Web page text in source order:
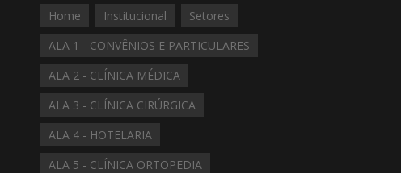
Home Institucional
Setores
ALA 1 - CONVÊNIOS E PARTICULARES
ALA 2 - CLÍNICA MÉDICA
ALA 3 - CLÍNICA CIRÚRGICA
ALA 4 - HOTELARIA
ALA 5 - CLÍNICA ORTOPEDIA